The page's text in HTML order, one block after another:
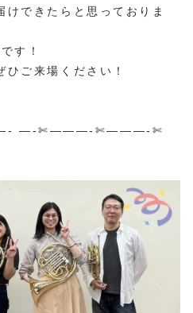
けできたらと思っておりま
す！
ご来場ください！
—-✄———-✄———-✄